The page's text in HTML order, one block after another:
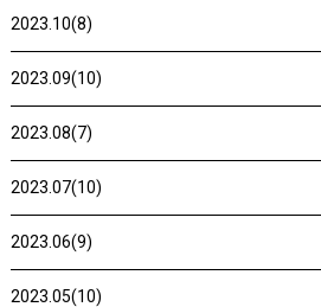
2023.10(8)
2023.09(10)
2023.08(7)
2023.07(10)
2023.06(9)
2023.05(10)